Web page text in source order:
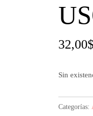
32,00
Sin
Categorías: